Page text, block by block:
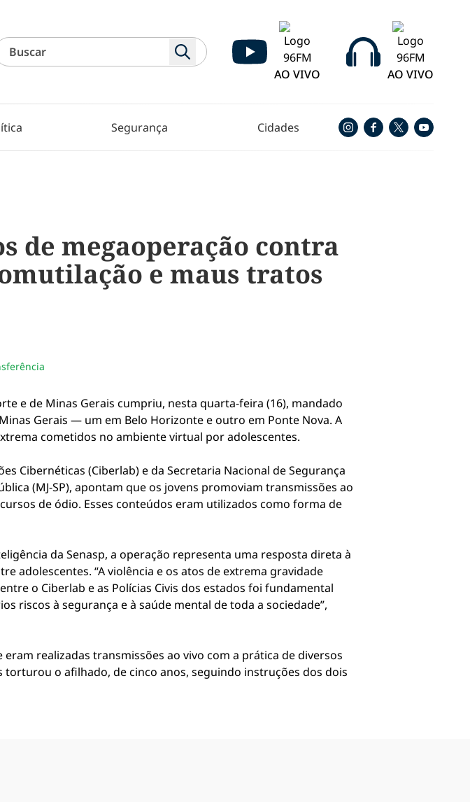
AO VIVO
AO VIVO
Segurança Cidades
de megaoperação contra
e maus tratos
e de Minas Gerais cumpriu, nesta quarta-feira (16), mandado
Gerais — um em Belo Horizonte e outro em Ponte Nova. A
cometidos no ambiente virtual por adolescentes.
Cibernéticas (Ciberlab) e da Secretaria Nacional de Segurança
(MJ-SP), apontam que os jovens promoviam transmissões ao
de ódio. Esses conteúdos eram utilizados como forma de
da Senasp, a operação representa uma resposta direta à
adolescentes. “A violência e os atos de extrema gravidade
o Ciberlab e as Polícias Civis dos estados foi fundamental
riscos à segurança e à saúde mental de toda a sociedade”,
realizadas transmissões ao vivo com a prática de diversos
torturou o afilhado, de cinco anos, seguindo instruções dos dois